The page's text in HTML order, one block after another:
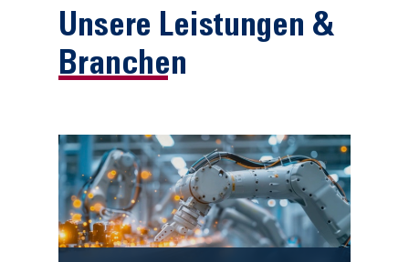
Unsere Leistungen &
Branchen